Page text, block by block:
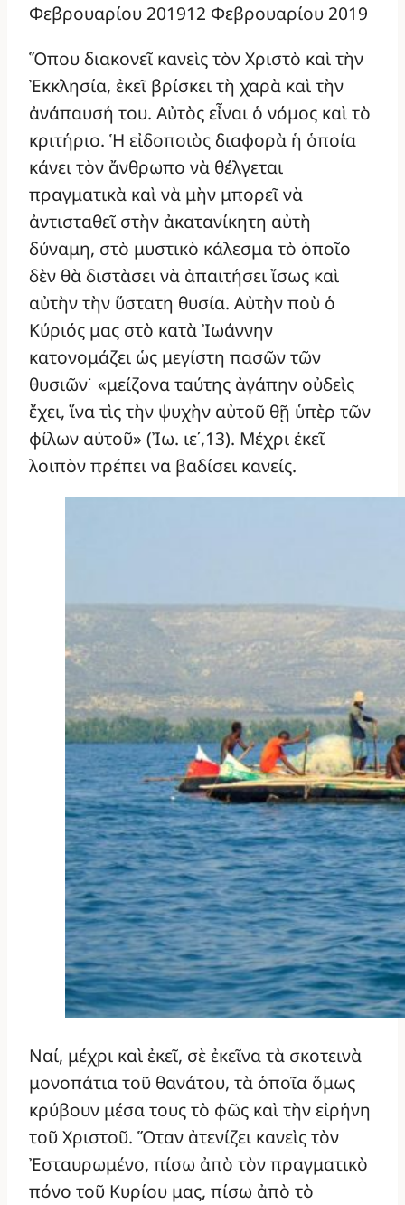
Φεβρουαρίου 201912 Φεβρουαρίου 2019
Ὅπου διακονεῖ κανεὶς τὸν Χριστὸ καὶ τὴν
Ἐκκλησία, ἐκεῖ βρίσκει τὴ χαρὰ καὶ τὴν
ἀνάπαυσή του. Αὐτὸς εἶναι ὁ νόμος καὶ τὸ
κριτήριο. Ἡ εἰδοποιὸς διαφορὰ ἡ ὁποία
κάνει τὸν ἄνθρωπο νὰ θέλγεται
πραγματικὰ καὶ νὰ μὴν μπορεῖ νὰ
ἀντισταθεῖ στὴν ἀκατανίκητη αὐτὴ
δύναμη, στὸ μυστικὸ κάλεσμα τὸ ὁποῖο
δὲν θὰ διστὰσει νὰ ἀπαιτήσει ἴσως καὶ
αὐτὴν τὴν ὕστατη θυσία. Αὐτὴν ποὺ ὁ
Κύριός μας στὸ κατὰ Ἰωάννην
κατονομάζει ὡς μεγίστη πασῶν τῶν
θυσιῶν˙ «μείζονα ταύτης ἀγάπην οὐδεὶς
ἔχει, ἵνα τὶς τὴν ψυχὴν αὐτοῦ θῇ ὑπὲρ τῶν
φίλων αὐτοῦ» (Ἰω. ιε΄,13). Μέχρι ἐκεῖ
λοιπὸν πρέπει να βαδίσει κανείς.
Ναί, μέχρι καὶ ἐκεῖ, σὲ ἐκεῖνα τὰ σκοτεινὰ
μονοπάτια τοῦ θανάτου, τὰ ὁποῖα ὅμως
κρύβουν μέσα τους τὸ φῶς καὶ τὴν εἰρήνη
τοῦ Χριστοῦ. Ὅταν ἀτενίζει κανεὶς τὸν
Ἐσταυρωμένο, πίσω ἀπὸ τὸν πραγματικὸ
πόνο τοῦ Κυρίου μας, πίσω ἀπὸ τὸ